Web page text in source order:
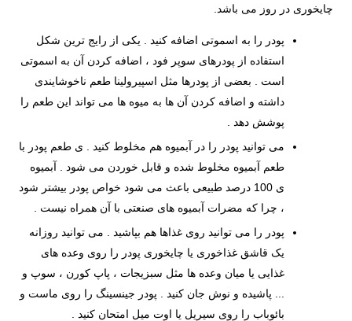
چایخوری در روز می باشد.
پودر را به اسموتی اضافه کنید . یکی از رایج ترین شکل
استفاده از پودرهای سوپر فود ، اضافه کردن آن به اسموتی
است . بعضی از پودرها مثل اسپیرولینا طعم ناخوشایندی
داشته و اضافه کردن آن ها به میوه ها می تواند این طعم را
پوشش دهد .
می توانید پودر را در آبمیوه هم مخلوط کنید . ی طعم پودر با
طعم آبمیوه مخلوط شده و قابل خوردن می شود . آبمیوه
ی 100 درصد طبیعی باعث می شود خواص پودر بیشتر شود
، چرا که مضرات آبمیوه های صنعتی با آن همراه نیست .
پودر را می توانید روی غذاها هم بپاشید . می توانید روزانه
یک قاشق غذاخوری یا چایخوری پودر را روی وعده های
غذایی یا میان وعده ها مثل سبزیجات ، پاپ کورن ، سوپ و
... پاشیده و نوش جان کنید . پودر جینسینگ را روی ماست و
بائوباب را روی سیریل یا اوت میل امتحان کنید .